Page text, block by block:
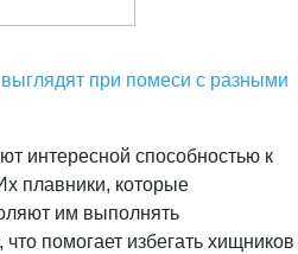
при помеси с разными
интересной способностью к
плавники, которые
им выполнять
помогает избегать хищников